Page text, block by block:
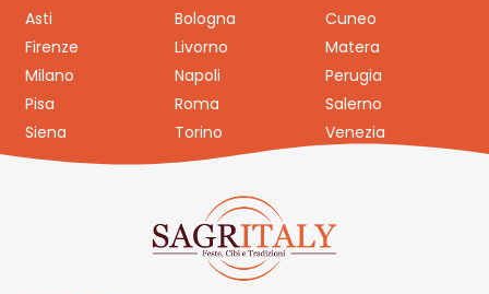
Asti Bologna
Cuneo
Firenze
Livorno
Matera
Milano
Napoli
Perugia
Pisa
Roma
Salerno
Siena
Torino Venezia